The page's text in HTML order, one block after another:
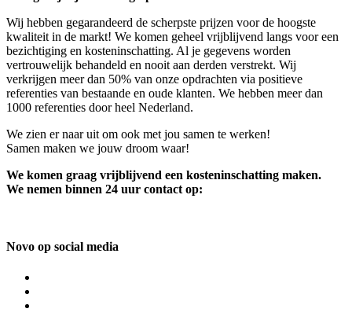
Wij hebben gegarandeerd de scherpste prijzen voor de hoogste
kwaliteit in de markt! We komen geheel vrijblijvend langs voor een
bezichtiging en kosteninschatting. Al je gegevens worden
vertrouwelijk behandeld en nooit aan derden verstrekt. Wij
verkrijgen meer dan 50% van onze opdrachten via positieve
referenties van bestaande en oude klanten. We hebben meer dan
1000 referenties door heel Nederland.
We zien er naar uit om ook met jou samen te werken!
Samen maken we jouw droom waar!
We komen graag vrijblijvend een kosteninschatting maken.
We nemen binnen 24 uur contact op:
Novo op social media